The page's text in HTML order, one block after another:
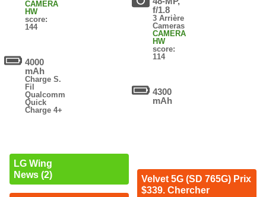
CAMERA
HW
score:
144
4000
mAh
Charge S.
Fil
Qualcomm
Quick
Charge 4+
LG Wing
News (2)
f/1.8
3 Arrière
Cameras
CAMERA
HW
score:
114
4300
mAh
Velvet 5G (SD 765G) Prix
$339. Chercher